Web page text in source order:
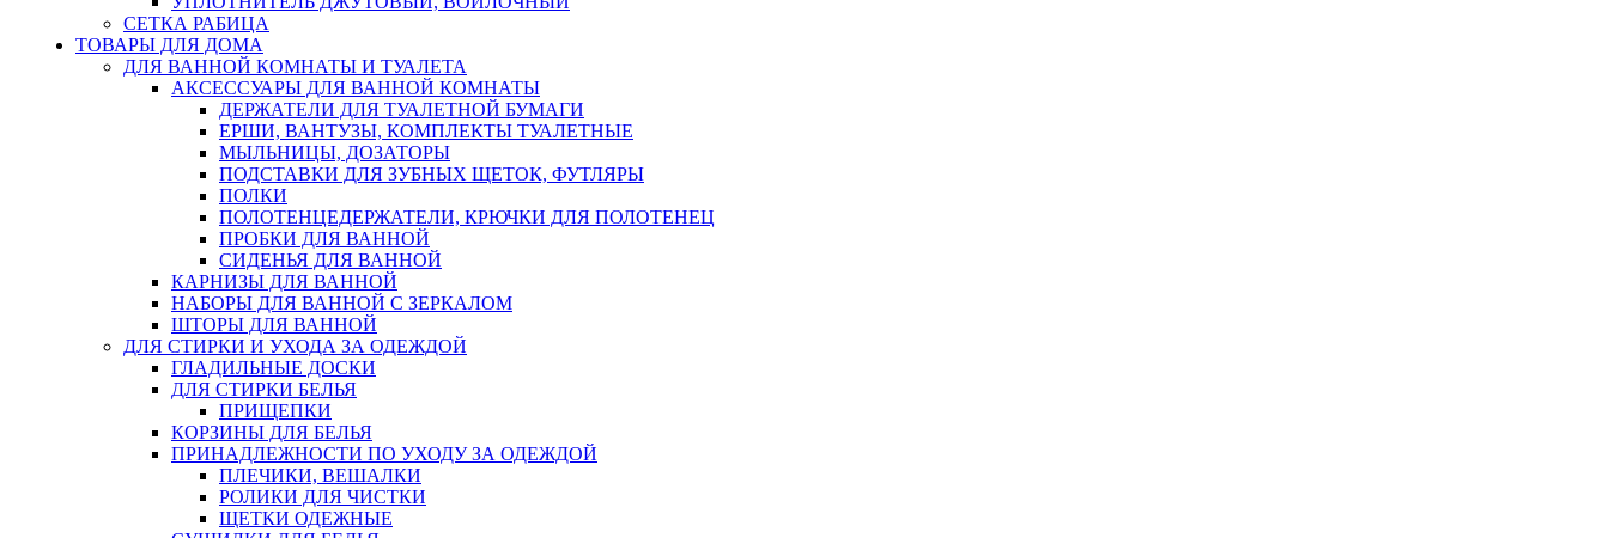
СЕТКА РАБИЦА
ТОВАРЫ ДЛЯ ДОМА
ДЛЯ ВАННОЙ КОМНАТЫ И ТУАЛЕТА
АКСЕССУАРЫ ДЛЯ ВАННОЙ КОМНАТЫ
ДЕРЖАТЕЛИ ДЛЯ ТУАЛЕТНОЙ БУМАГИ
ЕРШИ, ВАНТУЗЫ, КОМПЛЕКТЫ ТУАЛЕТНЫЕ
МЫЛЬНИЦЫ, ДОЗАТОРЫ
ПОДСТАВКИ ДЛЯ ЗУБНЫХ ЩЕТОК, ФУТЛЯРЫ
ПОЛКИ
ПОЛОТЕНЦЕДЕРЖАТЕЛИ, КРЮЧКИ ДЛЯ ПОЛОТЕНЕЦ
ПРОБКИ ДЛЯ ВАННОЙ
СИДЕНЬЯ ДЛЯ ВАННОЙ
КАРНИЗЫ ДЛЯ ВАННОЙ
НАБОРЫ ДЛЯ ВАННОЙ С ЗЕРКАЛОМ
ШТОРЫ ДЛЯ ВАННОЙ
ДЛЯ СТИРКИ И УХОДА ЗА ОДЕЖДОЙ
ГЛАДИЛЬНЫЕ ДОСКИ
ДЛЯ СТИРКИ БЕЛЬЯ
ПРИЩЕПКИ
КОРЗИНЫ ДЛЯ БЕЛЬЯ
ПРИНАДЛЕЖНОСТИ ПО УХОДУ ЗА ОДЕЖДОЙ
ПЛЕЧИКИ, ВЕШАЛКИ
РОЛИКИ ДЛЯ ЧИСТКИ
ЩЕТКИ ОДЕЖНЫЕ